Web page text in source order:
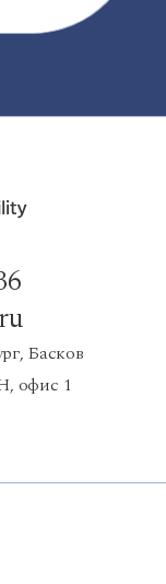
Басков
офис 1